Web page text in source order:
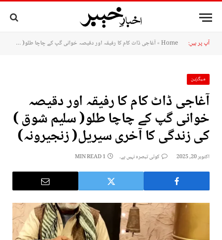
آپ پر ہیں: Home
»آغاجی ڈاٹ کام کا رفیقہ اور دقیصہ خوانی گپ کے چاچا طلو( سلیم شوق ) کی زندگی کا آخری سیریل( زنجیرونہ)
میگزین
آغاجی ڈاٹ کام کا رفیقہ اور دقیصہ
خوانی گپ کے چاچا طلو( سلیم شوق )
کی زندگی کا آخری سیریل( زنجیرونہ)
اکتوبر 20, 2025 کوئی تبصرہ نہیں ہے۔ 1 MIN READ